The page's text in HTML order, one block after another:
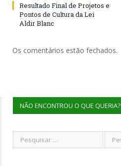
Resultado Final de Projetos e
Pontos de Cultura da Lei
Aldir Blanc
Os comentários estão fechados.
NÃO ENCONTROU O QUE QUERIA?